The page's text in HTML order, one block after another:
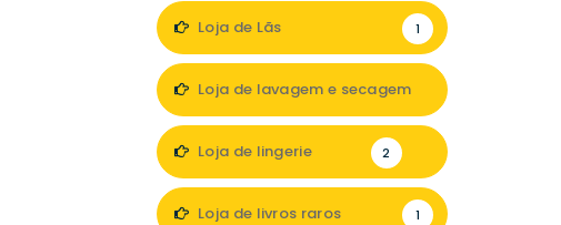
Loja de Lãs 1
Loja de lavagem e secagem
Loja de lingerie 2
Loja de livros raros 1